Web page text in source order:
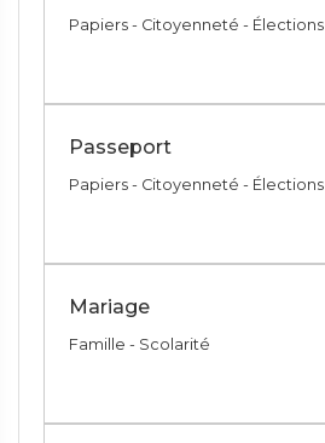
Papiers - Citoyenneté - Élections
Passeport
Papiers - Citoyenneté - Élections
Mariage
Famille - Scolarité